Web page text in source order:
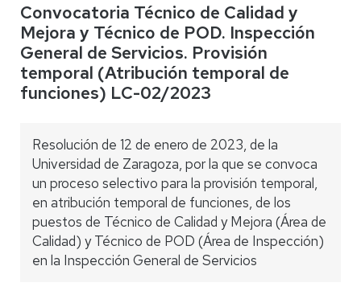
Convocatoria Técnico de Calidad y
Mejora y Técnico de POD. Inspección
General de Servicios. Provisión
temporal (Atribución temporal de
funciones) LC-02/2023
Resolución de 12 de enero de 2023, de la
Universidad de Zaragoza, por la que se convoca
un proceso selectivo para la provisión temporal,
en atribución temporal de funciones, de los
puestos de Técnico de Calidad y Mejora (Área de
Calidad) y Técnico de POD (Área de Inspección)
en la Inspección General de Servicios